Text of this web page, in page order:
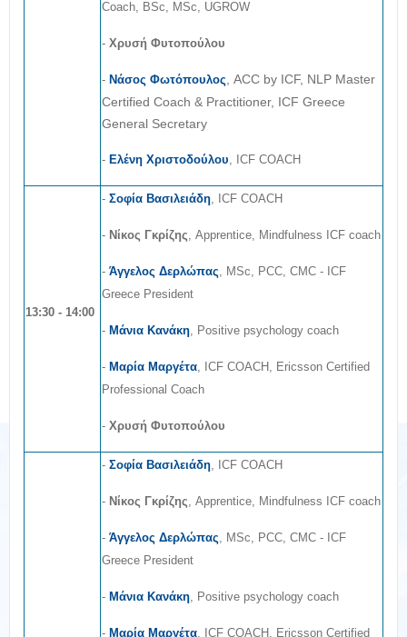
Coach, BSc, MSc, UGROW
- Χρυσή Φυτοπούλου
- Νάσος Φωτόπουλος , ACC by ICF, NLP Master
Certified Coach & Practitioner, ICF Greece
General Secretary
- Ελένη Χριστοδούλου, ICF COACH
13:30 - 14:00
- Σοφία Βασιλειάδη, ICF COACH
- Νίκος Γκρίζης, Apprentice, Mindfulness ICF coach
- Άγγελος Δερλώπας, MSc, PCC, CMC - ICF
Greece President
- Μάνια Κανάκη, Positive psychology coach
- Μαρία Μαργέτα, ICF COACH, Ericsson Certified
Professional Coach
- Χρυσή Φυτοπούλου
- Σοφία Βασιλειάδη, ICF COACH
- Νίκος Γκρίζης, Apprentice, Mindfulness ICF coach
- Άγγελος Δερλώπας, MSc, PCC, CMC - ICF
Greece President
- Μάνια Κανάκη, Positive psychology coach
- Μαρία Μαργέτα, ICF COACH, Ericsson Certified